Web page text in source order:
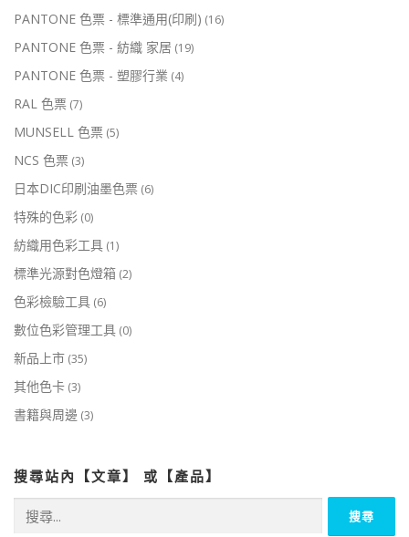
PANTONE 色票 - 標準通用(印刷) (16)
PANTONE 色票 - 紡織 家居 (19)
PANTONE 色票 - 塑膠行業 (4)
RAL 色票 (7)
MUNSELL 色票 (5)
NCS 色票 (3)
日本DIC印刷油墨色票 (6)
特殊的色彩 (0)
紡織用色彩工具 (1)
標準光源對色燈箱 (2)
色彩檢驗工具 (6)
數位色彩管理工具 (0)
新品上市 (35)
其他色卡 (3)
書籍與周邊 (3)
搜尋站內【文章】 或【產品】